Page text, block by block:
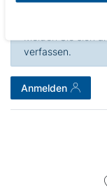
verfassen.
Anmelden